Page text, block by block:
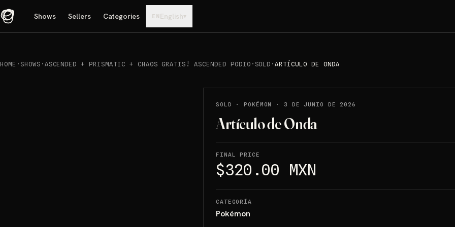
Shows Sellers Categories EN English▾
HOME · SHOWS · ASCENDED + PRISMATIC + CHAOS GRATIS! ASCENDED PODIO · SOLD ·ARTÍCULO DE ONDA
SOLD ·POKÉMON · 3 DE JUNIO DE 2026
Artículo de Onda
FINAL PRICE
$320.00 MXN
CATEGORÍA
Pokémon